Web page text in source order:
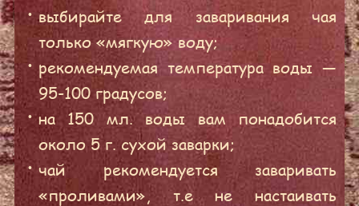
выбирайте для заваривания чая
только «мягкую» воду;
рекомендуемая температура воды —
95-100 градусов;
на 150 мл. воды вам понадобится
около 5 г. сухой заварки;
чай рекомендуется заваривать
«проливами», т.е не настаивать